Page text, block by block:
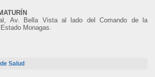
Av. Bella Vista al lado del Comando de la
Monagas.
Salud